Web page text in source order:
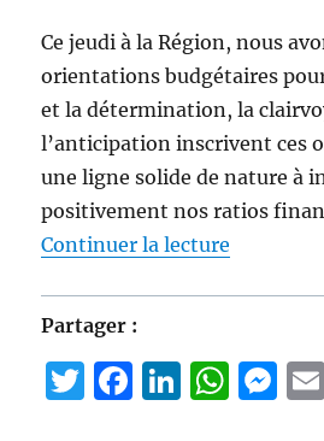
Ce jeudi à la Région, nous
orientations budgétaires
et la détermination, la
l’anticipation inscrivent ces
une ligne solide de nature à
positivement nos ratios
Continuer la lecture
Partager :
T
F
Li W M